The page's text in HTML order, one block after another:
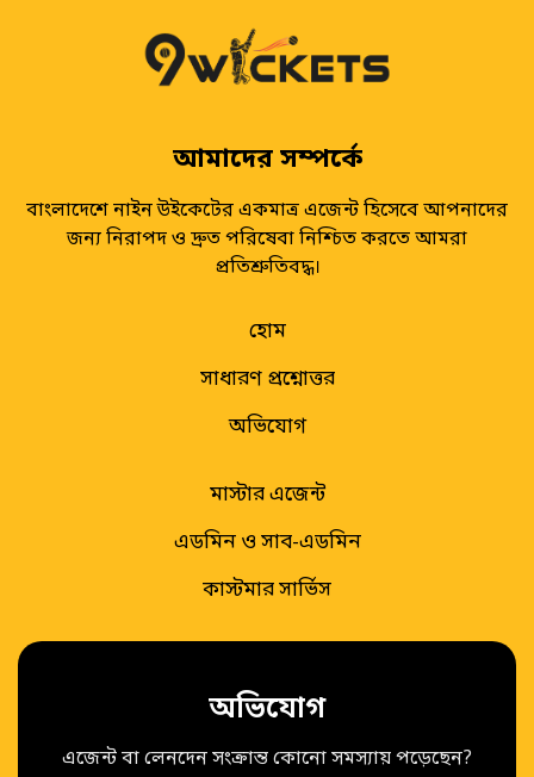
আমাদের সম্পর্কে
বাংলাদেশে নাইন উইকেটের একমাত্র এজেন্ট হিসেবে আপনাদের
জন্য নিরাপদ ও দ্রুত পরিষেবা নিশ্চিত করতে আমরা
প্রতিশ্রুতিবদ্ধ।
হোম
সাধারণ প্রশ্নোত্তর
অভিযোগ
মাস্টার এজেন্ট
এডমিন ও সাব-এডমিন
কাস্টমার সার্ভিস
অভিযোগ
এজেন্ট বা লেনদেন সংক্রান্ত কোনো সমস্যায় পড়েছেন?